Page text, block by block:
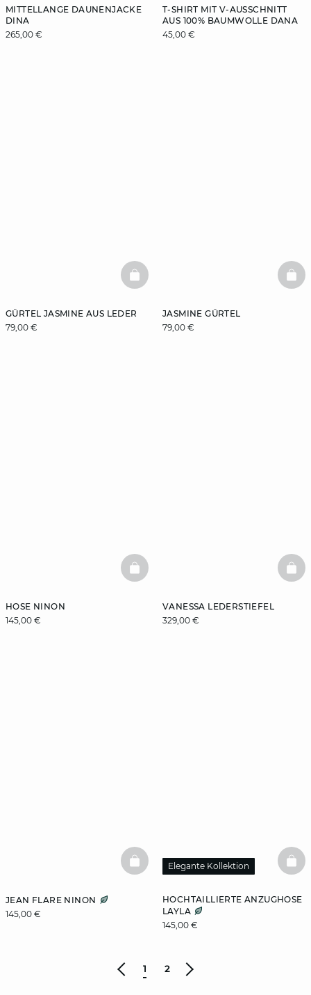
MITTELLANGE DAUNENJACKE
DINA
265,00 €
T-SHIRT MIT V-AUSSCHNITT
AUS 100% BAUMWOLLE DANA
45,00 €
GÜRTEL JASMINE AUS LEDER
79,00 €
BASKETFULL
JASMINE GÜRTEL
79,00 €
HOSE NINON
145,00 €
BASKETFULL
VANESSA LEDERSTIEFEL
329,00 €
JEAN FLARE NINON
145,00 €
BASKETFULL
HOCHTAILLIERTE ANZUGHOSE
LAYLA
145,00 €
Elegante Kollektion
1 2